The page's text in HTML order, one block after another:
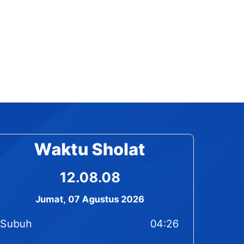
Waktu Sholat
12.08.09
Jumat, 07 Agustus 2026
Subuh 04:26